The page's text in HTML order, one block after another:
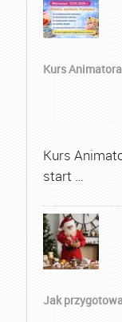
Kurs
Kurs
start …
Jak